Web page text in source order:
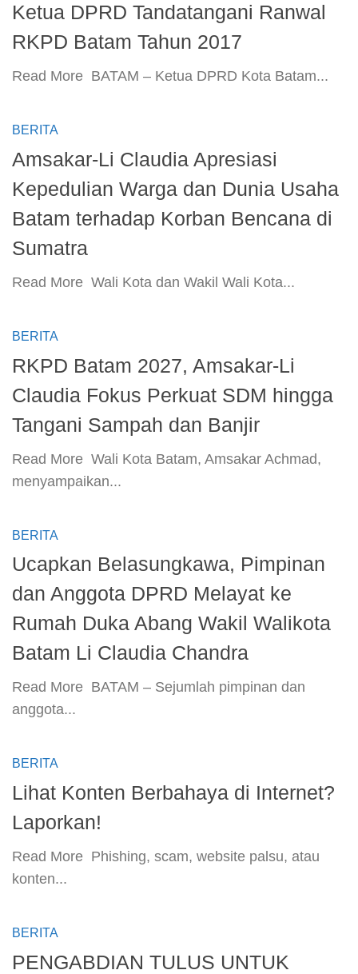
Ketua DPRD Tandatangani Ranwal
RKPD Batam Tahun 2017
​Read More ​ BATAM – Ketua DPRD Kota Batam...
BERITA
Amsakar-Li Claudia Apresiasi
Kepedulian Warga dan Dunia Usaha
Batam terhadap Korban Bencana di
Sumatra
​Read More ​ Wali Kota dan Wakil Wali Kota...
BERITA
RKPD Batam 2027, Amsakar-Li
Claudia Fokus Perkuat SDM hingga
Tangani Sampah dan Banjir
​Read More ​ Wali Kota Batam, Amsakar Achmad,
menyampaikan...
BERITA
Ucapkan Belasungkawa, Pimpinan
dan Anggota DPRD Melayat ke
Rumah Duka Abang Wakil Walikota
Batam Li Claudia Chandra
​Read More ​ BATAM – Sejumlah pimpinan dan
anggota...
BERITA
Lihat Konten Berbahaya di Internet?
Laporkan!
​Read More ​ Phishing, scam, website palsu, atau
konten...
BERITA
PENGABDIAN TULUS UNTUK